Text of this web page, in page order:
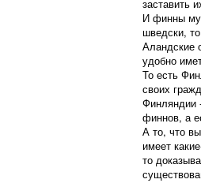
заставить
И финны
шведски,
Аландские
удобно
То есть
своих
Финляндии
финнов, а
А то, что
имеет
то